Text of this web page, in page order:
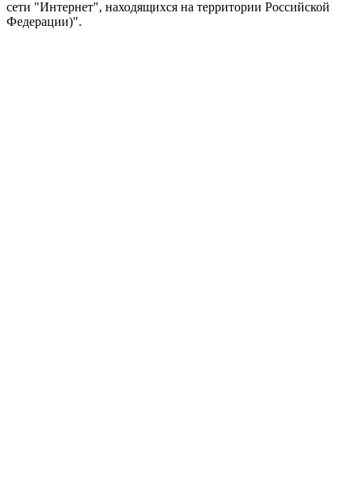
сети "Интернет", находящихся на территории Российской
Федерации)".